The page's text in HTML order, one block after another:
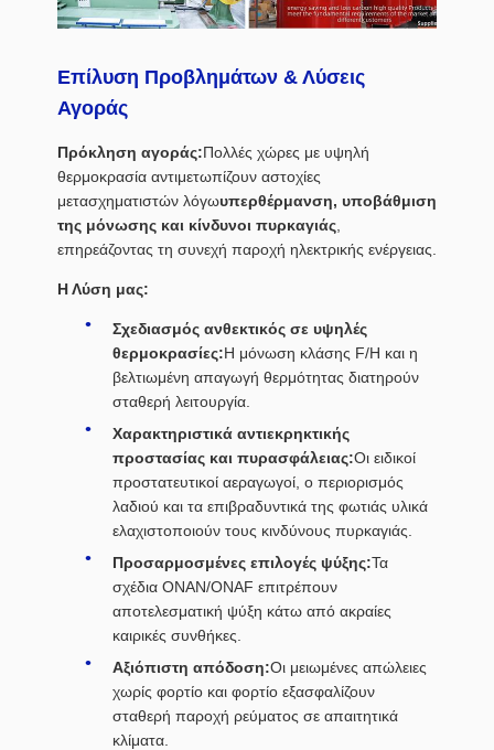
Επίλυση Προβλημάτων & Λύσεις
Αγοράς
Πρόκληση αγοράς:Πολλές χώρες με υψηλή
θερμοκρασία αντιμετωπίζουν αστοχίες
μετασχηματιστών λόγωυπερθέρμανση, υποβάθμιση
της μόνωσης και κίνδυνοι πυρκαγιάς
επηρεάζοντας τη συνεχή παροχή ηλεκτρικής ενέργειας.
Η Λύση μας:
Σχεδιασμός ανθεκτικός σε υψηλές
θερμοκρασίες:Η μόνωση κλάσης F/H και η
βελτιωμένη απαγωγή θερμότητας διατηρούν
σταθερή λειτουργία.
Χαρακτηριστικά αντιεκρηκτικής
προστασίας και πυρασφάλειας:Οι ειδικοί
προστατευτικοί αεραγωγοί, ο περιορισμός
λαδιού και τα επιβραδυντικά της φωτιάς υλικά
ελαχιστοποιούν τους κινδύνους πυρκαγιάς.
Προσαρμοσμένες επιλογές ψύξης:Τα
σχέδια ONAN/ONAF επιτρέπουν
αποτελεσματική ψύξη κάτω από ακραίες
καιρικές συνθήκες.
Αξιόπιστη απόδοση:Οι μειωμένες απώλειες
χωρίς φορτίο και φορτίο εξασφαλίζουν
σταθερή παροχή ρεύματος σε απαιτητικά
κλίματα.